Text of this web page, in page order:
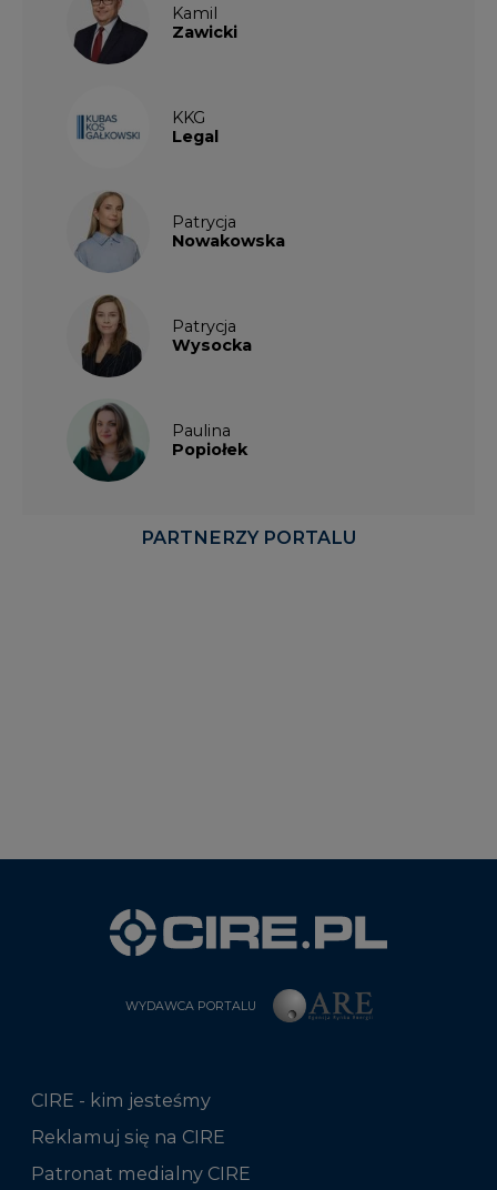
Kamil
Zawicki
KKG
Legal
Patrycja
Nowakowska
Patrycja
Wysocka
Paulina
Popiołek
PARTNERZY PORTALU
WYDAWCA PORTALU
CIRE - kim jesteśmy
Reklamuj się na CIRE
Patronat medialny CIRE